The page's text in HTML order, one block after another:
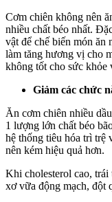
Cơm chiên không nên
nhiều chất béo nhất.
vật để chế biến món ăn
làm tăng hương vị cho
không tốt cho sức khỏe
Giảm các chức
Ăn cơm chiên nhiều
1 lượng lớn chất béo
hệ thống tiêu hóa trì trệ
nên kém hiệu quả hơn.
Khi cholesterol cao, trái
xơ vữa động mạch, đột